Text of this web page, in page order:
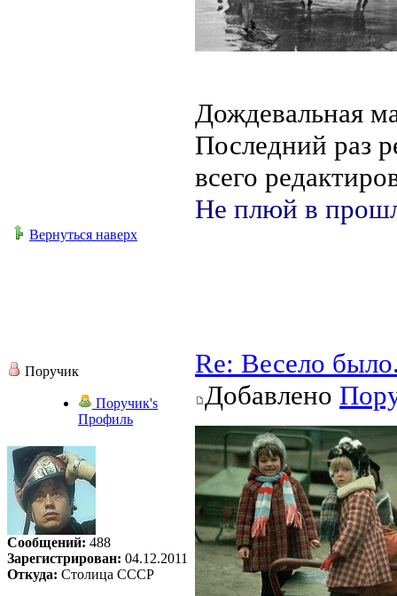
Дождевальная
Последний раз
всего
Не плюй в
Вернуться наверх
Поручик
Поручик's
Профиль
Сообщений: 488
Зарегистрирован: 04.12.2011
Откуда: Столица СССР
Re: Весело
Добавлено